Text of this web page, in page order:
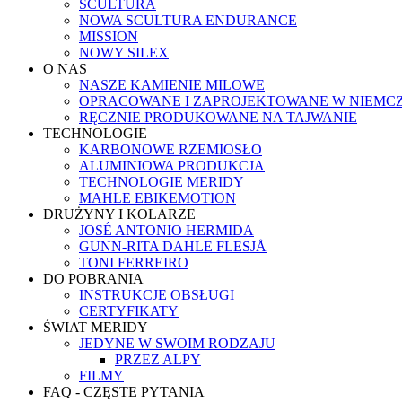
SCULTURA
NOWA SCULTURA ENDURANCE
MISSION
NOWY SILEX
O NAS
NASZE KAMIENIE MILOWE
OPRACOWANE I ZAPROJEKTOWANE W
RĘCZNIE PRODUKOWANE NA TAJWANIE
TECHNOLOGIE
KARBONOWE RZEMIOSŁO
ALUMINIOWA PRODUKCJA
TECHNOLOGIE MERIDY
MAHLE EBIKEMOTION
DRUŻYNY I KOLARZE
JOSÉ ANTONIO HERMIDA
GUNN-RITA DAHLE FLESJÅ
TONI FERREIRO
DO POBRANIA
INSTRUKCJE OBSŁUGI
CERTYFIKATY
ŚWIAT MERIDY
JEDYNE W SWOIM RODZAJU
PRZEZ ALPY
FILMY
FAQ - CZĘSTE PYTANIA